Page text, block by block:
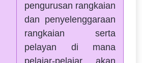
pengurusan rangkaian
dan penyelenggaraan
rangkaian serta
pelayan di mana